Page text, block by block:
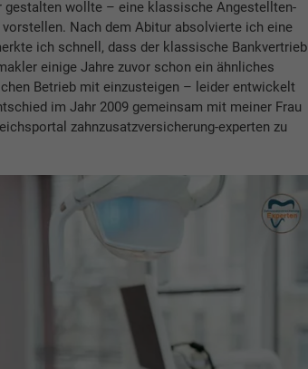
gestalten wollte – eine klassische Angestellten-
Nach dem Abitur absolvierte ich eine
ich schnell, dass der klassische Bankvertrieb
einige Jahre zuvor schon ein ähnliches
Betrieb mit einzusteigen – leider entwickelt
im Jahr 2009 gemeinsam mit meiner Frau
zahnzusatzversicherung-experten zu